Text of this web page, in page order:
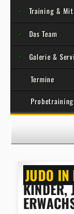
Training &
Das Team
Galerie &
Termine
Probetraining
JUDO IN
KINDER,